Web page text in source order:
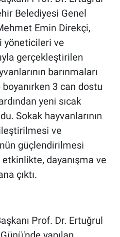
Belediyesi Genel
Emin Direkçi,
yöneticileri ve
gerçekleştirilen
barınmaları
3 can dostu
yeni sıcak
Sokak hayvanlarının
ve
güçlendirilmesi
dayanışma ve
çıktı.
Prof. Dr. Ertuğrul